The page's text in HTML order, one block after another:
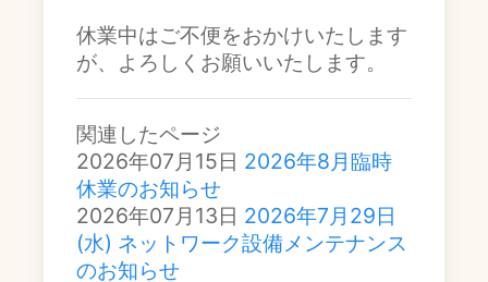
休業中はご不便をおかけいたします
が、よろしくお願いいたします。
関連したページ
2026年07月15日 2026年8月臨時
休業のお知らせ
2026年07月13日 2026年7月29日
(水) ネットワーク設備メンテナンス
のお知らせ